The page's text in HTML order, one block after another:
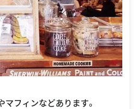
フィンなどあります。